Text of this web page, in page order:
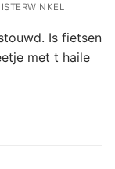
Is fietsen
met t haile